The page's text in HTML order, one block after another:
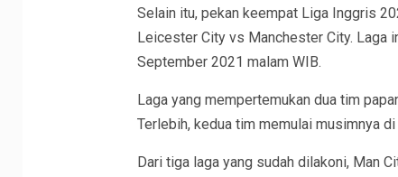
Selain itu, pekan keempat Liga Inggris
Leicester City vs Manchester City. Laga
September 2021 malam WIB.
Laga yang mempertemukan dua tim
Terlebih, kedua tim memulai musimnya
Dari tiga laga yang sudah dilakoni, Man